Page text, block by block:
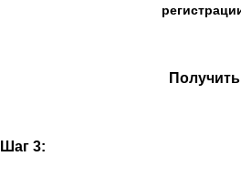
Получить
Шаг 3: